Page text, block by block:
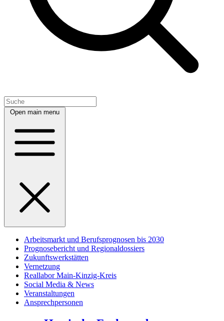
Open main menu
Arbeitsmarkt und Berufsprognosen bis 2030
Prognosebericht und Regionaldossiers
Zukunftswerkstätten
Vernetzung
Reallabor Main-Kinzig-Kreis
Social Media & News
Veranstaltungen
Ansprechpersonen